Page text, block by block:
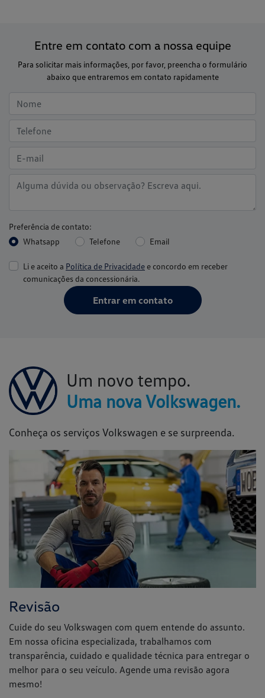
Entre em contato com a nossa equipe
Para solicitar mais informações, por favor, preencha o formulário
abaixo que entraremos em contato rapidamente
Preferência de contato:
Whatsapp
Telefone Email
Li e aceito a Política de Privacidadee concordo em receber
comunicações da concessionária.
Entrar em contato
Um novo tempo.
Uma nova Volkswagen.
Conheça os serviços Volkswagen e se surpreenda.
Revisão
Cuide do seu Volkswagen com quem entende do assunto.
Em nossa oficina especializada, trabalhamos com
transparência, cuidado e qualidade técnica para entregar o
melhor para o seu veículo. Agende uma revisão agora
mesmo!